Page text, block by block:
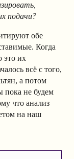
подачи?
обе
Когда
это их
всё с того,
а потом
пока не будем
что анализ
на наш